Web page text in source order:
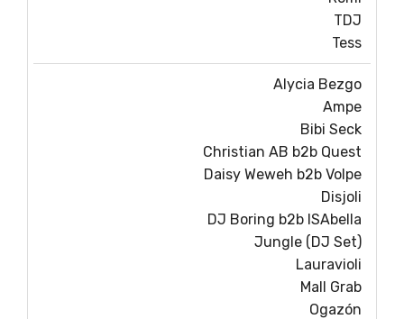
TDJ
Tess
Alycia Bezgo
Ampe
Bibi Seck
Christian AB b2b Quest
Daisy Weweh b2b Volpe
Disjoli
DJ Boring b2b ISAbella
Jungle (DJ Set)
Lauravioli
Mall Grab
Ogazón